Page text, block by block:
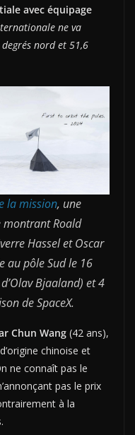
avec équipage
ne va
nord et 51,6
la mission, une
montrant Roald
Hassel et Oscar
au pôle Sud le 16
Bjaaland) et 4
de SpaceX.
Chun Wang (42 ans),
chinoise et
ne connaît pas le
pas le prix
à la